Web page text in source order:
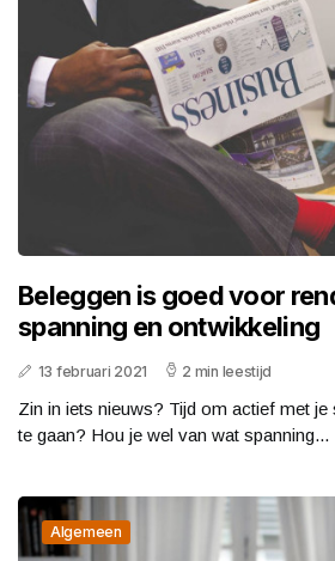
Beleggen is goed voor
spanning en ontwikkeling
13 februari 2021 2 min leestijd
Zin in iets nieuws? Tijd om actief met je
te gaan? Hou je wel van wat spanning...
Algemeen